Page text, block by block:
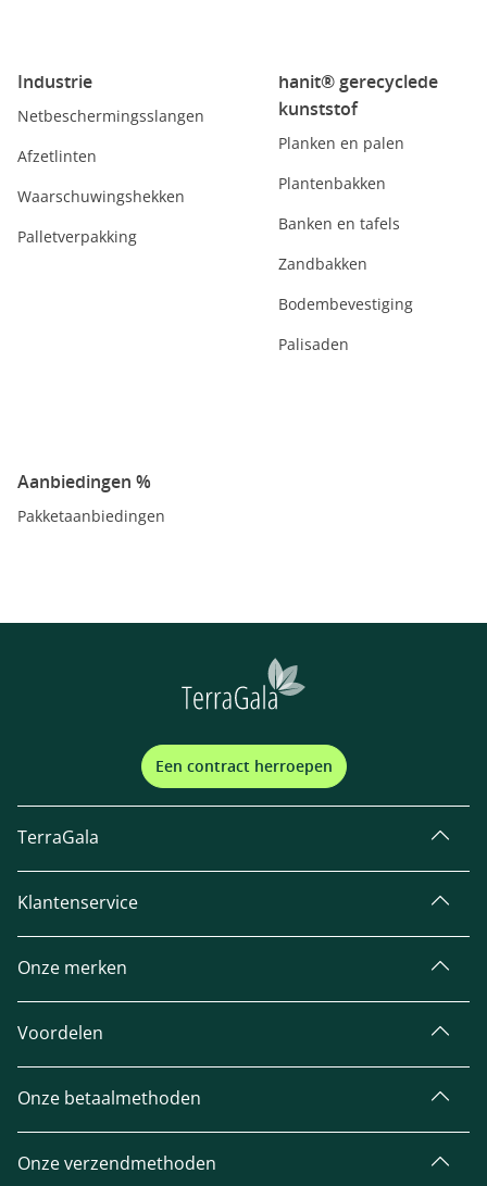
Industrie
Netbeschermingsslangen
Afzetlinten
Waarschuwingshekken
Palletverpakking
hanit® gerecyclede
kunststof
Planken en palen
Plantenbakken
Banken en tafels
Zandbakken
Bodembevestiging
Palisaden
Aanbiedingen %
Pakketaanbiedingen
Een contract herroepen
TerraGala
Klantenservice
Onze merken
Voordelen
Onze betaalmethoden
Onze verzendmethoden